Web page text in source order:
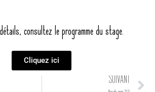
consultez le programme du stage.
Cliquez ici
SUIVANT